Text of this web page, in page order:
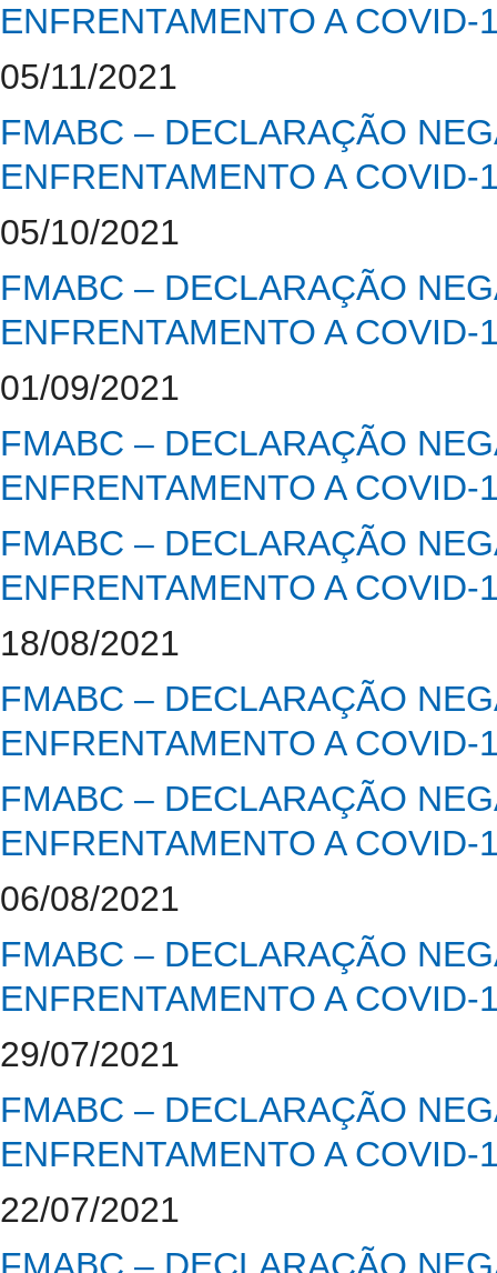
ENFRENTAMENTO A COVID-
05/11/2021
FMABC – DECLARAÇÃO
ENFRENTAMENTO A COVID-
05/10/2021
FMABC – DECLARAÇÃO
ENFRENTAMENTO A COVID-
01/09/2021
FMABC – DECLARAÇÃO
ENFRENTAMENTO A COVID-
FMABC – DECLARAÇÃO
ENFRENTAMENTO A COVID-
18/08/2021
FMABC – DECLARAÇÃO
ENFRENTAMENTO A COVID-
FMABC – DECLARAÇÃO
ENFRENTAMENTO A COVID-
06/08/2021
FMABC – DECLARAÇÃO
ENFRENTAMENTO A COVID-
29/07/2021
FMABC – DECLARAÇÃO
ENFRENTAMENTO A COVID-
22/07/2021